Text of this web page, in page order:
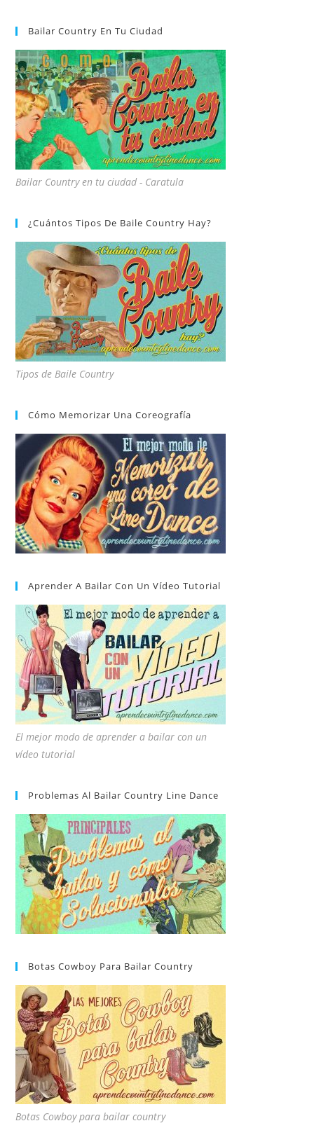
Bailar Country En Tu Ciudad
Bailar Country en tu ciudad - Caratula
¿Cuántos Tipos De Baile Country Hay?
Tipos de Baile Country
Cómo Memorizar Una Coreografía
Aprender A Bailar Con Un Vídeo Tutorial
El mejor modo de aprender a bailar con un
vídeo tutorial
Problemas Al Bailar Country Line Dance
Botas Cowboy Para Bailar Country
Botas Cowboy para bailar country